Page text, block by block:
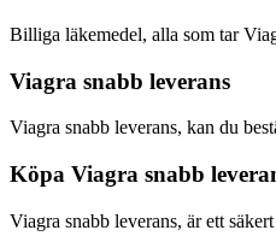
Billiga läkemedel, alla som tar
Viagra snabb leverans
Viagra snabb leverans, kan du
Köpa Viagra snabb
Viagra snabb leverans, är ett